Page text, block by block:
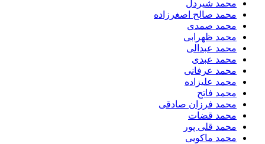
​محمد شیردل
محمد صالح اصغرزاده
محمد صمدی
محمد ظهرابی
محمد عبدالی
محمد عبدی
محمد عرفانی
محمد علیزاده
محمد فاتح
محمد فرزان صادقی
محمد قضات
محمد قلی پور
محمد ماکویی